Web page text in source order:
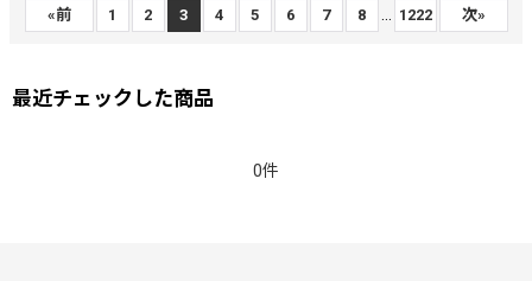
«前 1 2 3 4 5 6 7 8 1222 次»
最近チェックした商品
0件